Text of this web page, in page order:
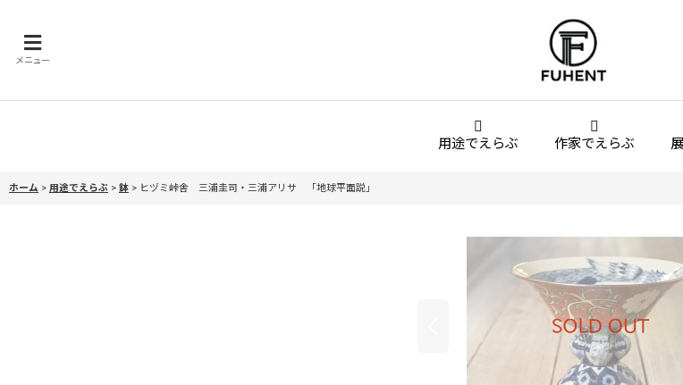
メニュー
用途でえらぶ 作家でえらぶ
ホーム > 用途でえらぶ > 鉢 > ヒヅミ峠舎 三浦圭司・三浦アリサ 「地球平面説」